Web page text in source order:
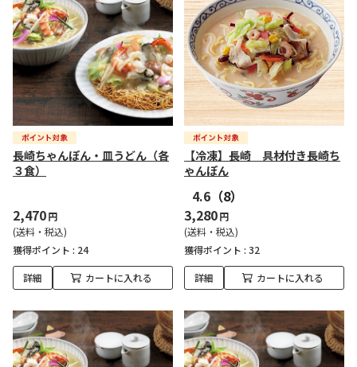
長崎ちゃんぽん・皿うどん（各
３食）
2,470円
(送料・税込)
獲得ポイント : 24
詳細 カートに入れる
【冷凍】長崎 具材付き長崎ち
ゃんぽん
4.6 （8）
3,280円
(送料・税込)
獲得ポイント : 32
詳細 カートに入れる